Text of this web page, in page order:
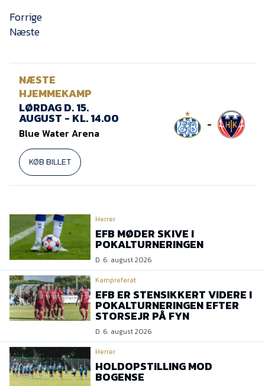
Forrige
Næste
NÆSTE
HJEMMEKAMP
LØRDAG D. 15.
AUGUST - KL. 14.00
Blue Water Arena
KØB BILLET
-
Herrer
EFB MØDER SKIVE I
POKALTURNERINGEN
D. 6. august 2026
Kampreferat
EFB ER STENSIKKERT VIDERE I
POKALTURNERINGEN EFTER
STORSEJR PÅ FYN
D. 6. august 2026
Herrer
HOLDOPSTILLING MOD
BOGENSE